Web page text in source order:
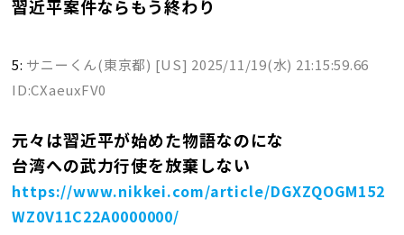
習近平案件ならもう終わり
5: サニーくん(東京都) [US] 2025/11/19(水) 21:15:59.66
ID:CXaeuxFV0
元々は習近平が始めた物語なのにな
台湾への武力行使を放棄しない
https://www.nikkei.com/article/DGXZQOGM152
WZ0V11C22A0000000/